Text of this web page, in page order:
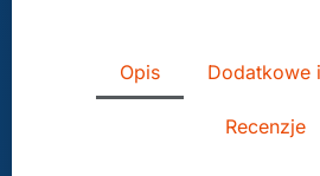
Opis Dodatkowe
Recenzje